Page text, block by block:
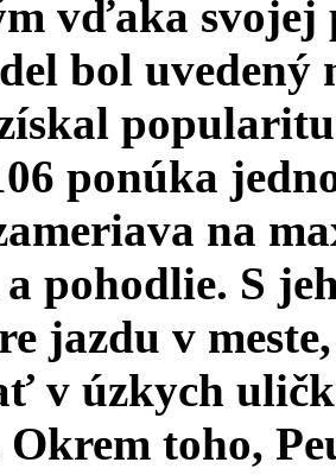
vďaka svojej
bol
ponúka
na
pohodlie. S
jazdu v
v úzkych
Okrem toho,